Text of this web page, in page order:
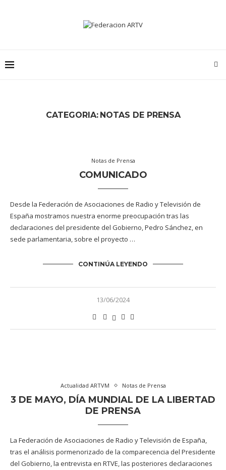
CATEGORIA: NOTAS DE PRENSA
Notas de Prensa
COMUNICADO
Desde la Federación de Asociaciones de Radio y Televisión de
España mostramos nuestra enorme preocupación tras las
declaraciones del presidente del Gobierno, Pedro Sánchez, en
sede parlamentaria, sobre el proyecto …
CONTINÚA LEYENDO
13/06/2024
Actualidad ARTVM Notas de Prensa
3 DE MAYO, DÍA MUNDIAL DE LA LIBERTAD
DE PRENSA
La Federación de Asociaciones de Radio y Televisión de España,
tras el análisis pormenorizado de la comparecencia del Presidente
del Gobierno, la entrevista en RTVE, las posteriores declaraciones